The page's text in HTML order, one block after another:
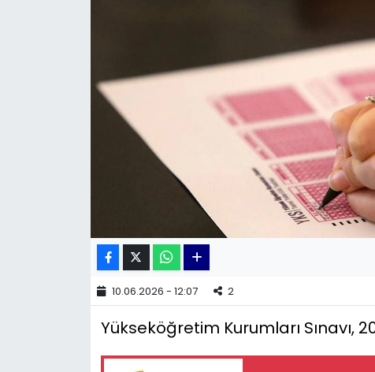
10.06.2026 - 12:07 2
Yükseköğretim Kurumları Sınavı,
TEKNOLOJİ
Yaşam